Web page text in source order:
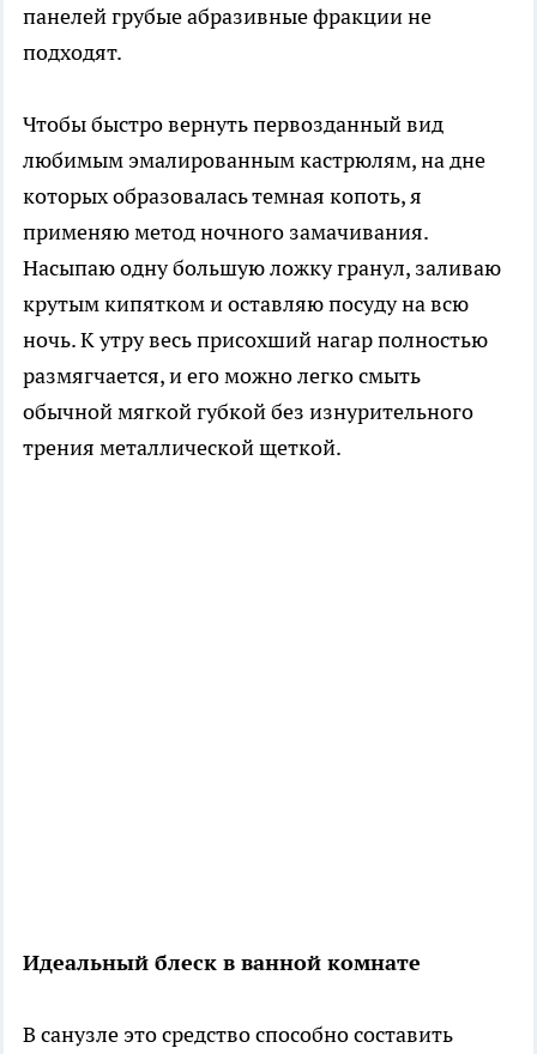
панелей грубые абразивные фракции не
подходят.
Чтобы быстро вернуть первозданный вид
любимым эмалированным кастрюлям, на дне
которых образовалась темная копоть, я
применяю метод ночного замачивания.
Насыпаю одну большую ложку гранул, заливаю
крутым кипятком и оставляю посуду на всю
ночь. К утру весь присохший нагар полностью
размягчается, и его можно легко смыть
обычной мягкой губкой без изнурительного
трения металлической щеткой.
Идеальный блеск в ванной комнате
В санузле это средство способно составить